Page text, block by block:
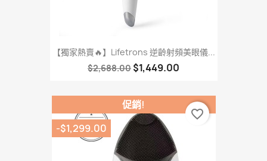
【獨家熱賣🔥】Lifetrons 逆齡射頻美眼儀...
$2,688.00 $1,449.00
促銷!
-$1,299.00
favorite_border